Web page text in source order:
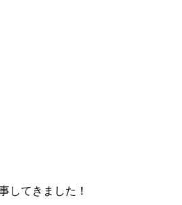
してきました！